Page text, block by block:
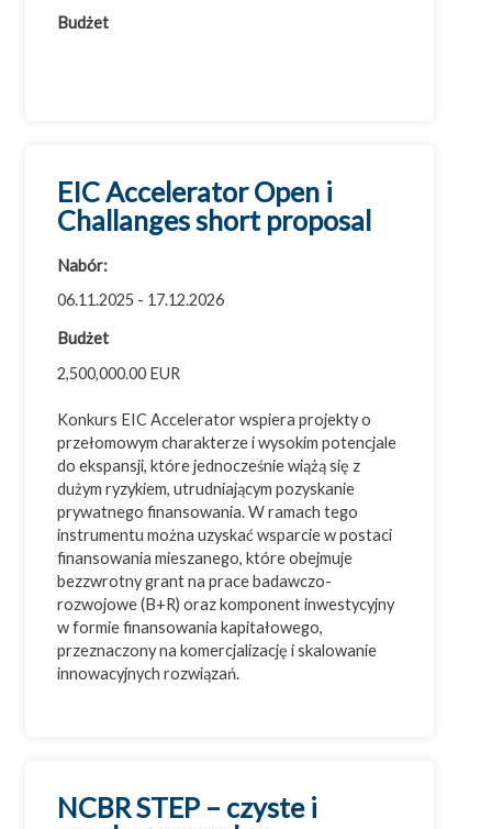
Budżet
EIC Accelerator Open i
Challanges short proposal
Nabór:
06.11.2025 - 17.12.2026
Budżet
2,500,000.00 EUR
Konkurs EIC Accelerator wspiera projekty o
przełomowym charakterze i wysokim potencjale
do ekspansji, które jednocześnie wiążą się z
dużym ryzykiem, utrudniającym pozyskanie
prywatnego finansowania. W ramach tego
instrumentu można uzyskać wsparcie w postaci
finansowania mieszanego, które obejmuje
bezzwrotny grant na prace badawczo-
rozwojowe (B+R) oraz komponent inwestycyjny
w formie finansowania kapitałowego,
przeznaczony na komercjalizację i skalowanie
innowacyjnych rozwiązań.
NCBR STEP – czyste i